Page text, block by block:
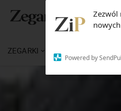
Zezwól
Powered by
ZEGARKI